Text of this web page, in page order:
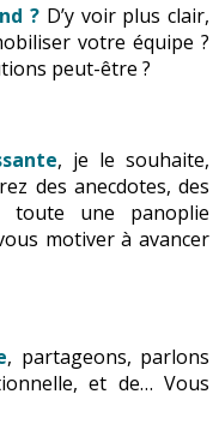
? D’y voir plus clair,
votre équipe ?
peut-être ?
, je le souhaite,
des anecdotes, des
toute une panoplie
motiver à avancer
, partageons, parlons
et de… Vous